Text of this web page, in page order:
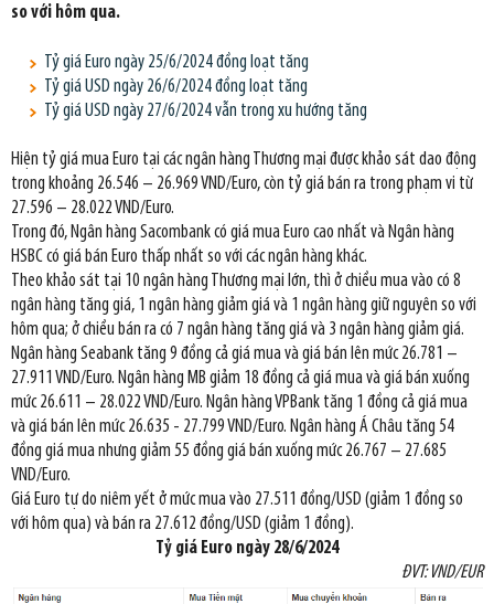
so với hôm qua.
Tỷ giá Euro ngày 25/6/2024 đồng loạt tăng
Tỷ giá USD ngày 26/6/2024 đồng loạt tăng
Tỷ giá USD ngày 27/6/2024 vẫn trong xu hướng tăng
Hiện tỷ giá mua Euro tại các ngân hàng Thương mại được khảo sát dao động
trong khoảng 26.546 – 26.969 VND/Euro, còn tỷ giá bán ra trong phạm vi từ
27.596 – 28.022 VND/Euro.
Trong đó, Ngân hàng Sacombank có giá mua Euro cao nhất và Ngân hàng
HSBC có giá bán Euro thấp nhất so với các ngân hàng khác.
Theo khảo sát tại 10 ngân hàng Thương mại lớn, thì ở chiều mua vào có 8
ngân hàng tăng giá, 1 ngân hàng giảm giá và 1 ngân hàng giữ nguyên so với
hôm qua; ở chiều bán ra có 7 ngân hàng tăng giá và 3 ngân hàng giảm giá.
Ngân hàng Seabank tăng 9 đồng cả giá mua và giá bán lên mức 26.781 –
27.911 VND/Euro. Ngân hàng MB giảm 18 đồng cả giá mua và giá bán xuống
mức 26.611 – 28.022 VND/Euro. Ngân hàng VPBank tăng 1 đồng cả giá mua
và giá bán lên mức 26.635 - 27.799 VND/Euro. Ngân hàng Á Châu tăng 54
đồng giá mua nhưng giảm 55 đồng giá bán xuống mức 26.767 – 27.685
VND/Euro.
Giá Euro tự do niêm yết ở mức mua vào 27.511 đồng/USD (giảm 1 đồng so
với hôm qua) và bán ra 27.612 đồng/USD (giảm 1 đồng).
Tỷ giá Euro ngày 28/6/2024
ĐVT: VND/EUR